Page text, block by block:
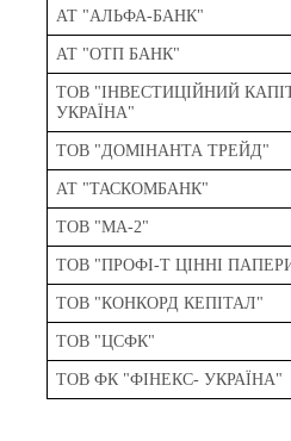
АТ "АЛЬФА-БАНК"
АТ "ОТП БАНК"
ТОВ "ІНВЕСТИЦІЙНИЙ
УКРАЇНА"
ТОВ "ДОМІНАНТА ТРЕЙД"
АТ "ТАСКОМБАНК"
ТОВ "МА-2"
ТОВ "ПРОФІ-Т ЦІННІ
ТОВ "КОНКОРД КЕПІТАЛ"
ТОВ "ЦСФК"
ТОВ ФК "ФІНЕКС- УКРАЇНА"